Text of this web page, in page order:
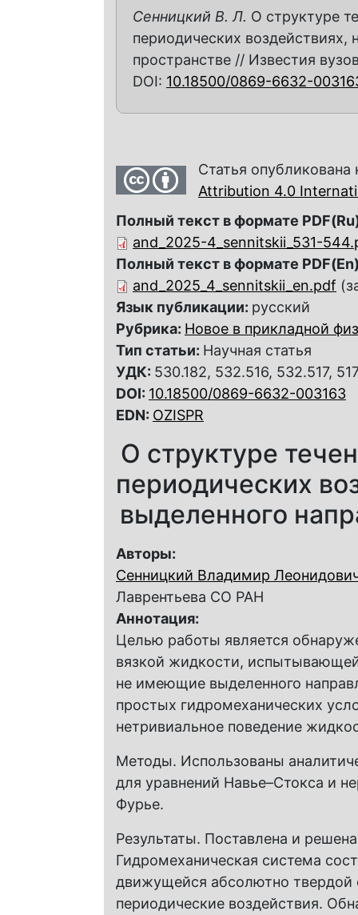
Сенницкий В. Л. О структуре
периодических
пространстве // Известия
DOI: 10.18500/0869-6632-
Статья
Attribution 4.0
Полный текст в формате
and_2025-4_sennitskii_531-
Полный текст в формате
and_2025_4_sennitskii_en.pdf
Язык публикации: русский
Рубрика: Новое в прикладной
Тип статьи: Научная статья
УДК: 530.182, 532.516, 532.517,
DOI: 10.18500/0869-6632-003163
EDN: OZISPR
О структуре
периодических
выделенного
Авторы:
Сенницкий Владимир
Лаврентьева СО РАН
Аннотация:
Целью работы является
вязкой жидкости,
не имеющие выделенного
простых гидромеханических
нетривиальное поведение
Методы. Использованы
для уравнений Навье–Стокса и
Фурье.
Результаты. Поставлена и
Гидромеханическая система
движущейся абсолютно
периодические воздействия.